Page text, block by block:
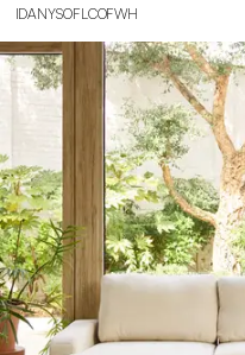
IDANYSOFLCOFWH